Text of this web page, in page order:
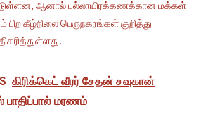
ஆனால் பல்லாயிரக்கணக்கான மக்கள்
பிற கீழ்நிலை பெருநகரங்கள் குறித்து
கிரிக்கெட் வீரர் சேதன் சவுகான்
மரணம்